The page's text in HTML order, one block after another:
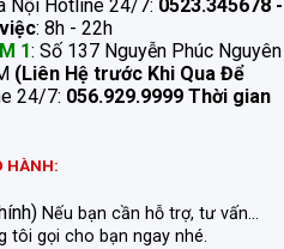
Nội Hotline 24/7: 0523.345678 -
: 8h - 22h
1: Số 137 Nguyễn Phúc Nguyên
(Liên Hệ trước Khi Qua Để
24/7: 056.929.9999 Thời gian
HÀNH:
Nếu bạn cần hỗ trợ, tư vấn...
tôi gọi cho bạn ngay nhé.